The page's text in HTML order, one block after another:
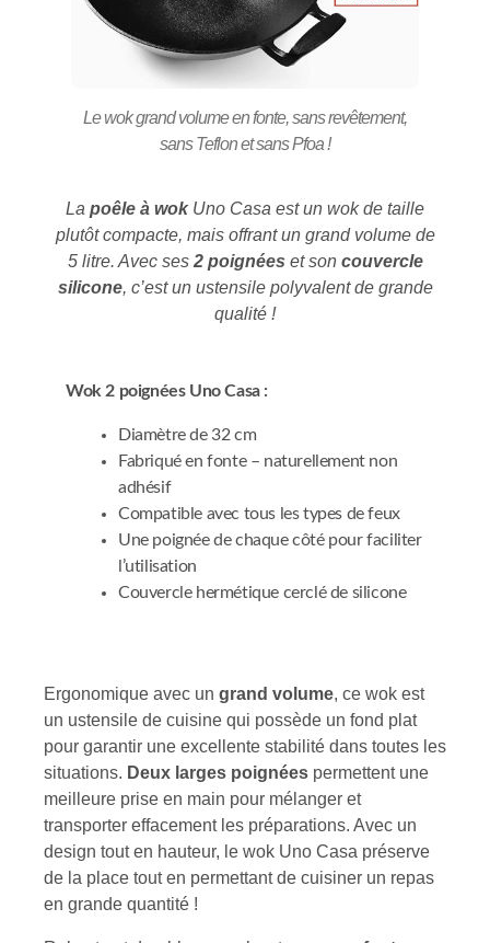
Le wok grand volume en fonte, sans revêtement,
sans Teflon et sans Pfoa !
La poêle à wokUno Casa est un wok de taille
plutôt compacte, mais offrant un grand volume de
5 litre. Avec ses 2 poignées et son couvercle
silicone, c’est un ustensile polyvalent de grande
qualité !
Wok 2 poignées Uno Casa :
Diamètre de 32 cm
Fabriqué en fonte – naturellement non
adhésif
Compatible avec tous les types de feux
Une poignée de chaque côté pour faciliter
l’utilisation
Couvercle hermétique cerclé de silicone
Ergonomique avec un grand volume, ce wok est
un ustensile de cuisine qui possède un fond plat
pour garantir une excellente stabilité dans toutes les
situations. Deux larges poignées permettent une
meilleure prise en main pour mélanger et
transporter effacement les préparations. Avec un
design tout en hauteur, le wok Uno Casa préserve
de la place tout en permettant de cuisiner un repas
en grande quantité !